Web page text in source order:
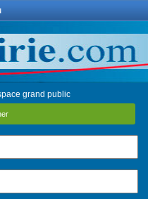
grand public